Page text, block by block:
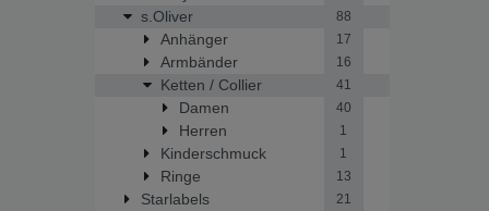
s.Oliver 88
Anhänger 17
Armbänder 16
Ketten / Collier 41
Damen 40
Herren 1
Kinderschmuck 1
Ringe 13
Starlabels 21